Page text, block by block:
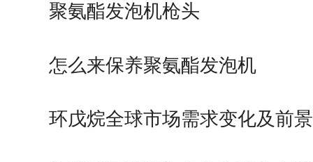
聚氨酯发泡机枪头
怎么来保养聚氨酯发泡机
环戊烷全球市场需求变化及前